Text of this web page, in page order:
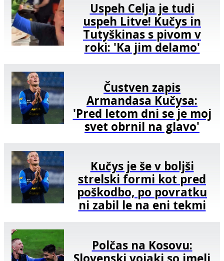
Uspeh Celja je tudi
uspeh Litve! Kučys in
Tutyškinas s pivom v
roki: 'Ka jim delamo'
Čustven zapis
Armandasa Kučysa:
'Pred letom dni se je moj
svet obrnil na glavo'
Kučys je še v boljši
strelski formi kot pred
poškodbo, po povratku
ni zabil le na eni tekmi
Polčas na Kosovu: